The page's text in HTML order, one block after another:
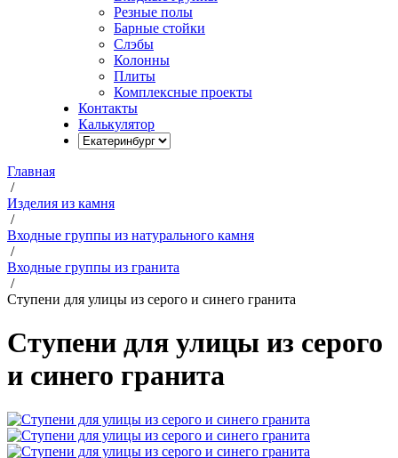
Резные полы
Барные стойки
Слэбы
Колонны
Плиты
Комплексные проекты
Контакты
Калькулятор
Главная
/
Изделия из камня
/
Входные группы из натурального камня
/
Входные группы из гранита
/
Ступени для улицы из серого и синего гранита
Ступени для улицы из серого
и синего гранита